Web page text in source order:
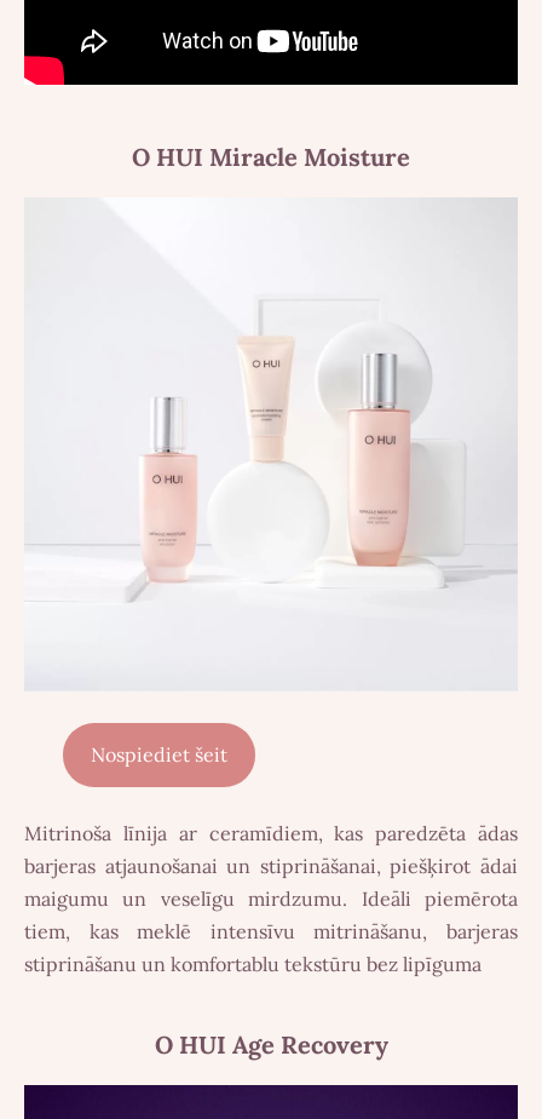
O HUI Miracle Moisture
Nospiediet šeit
Mitrinoša līnija ar ceramīdiem, kas paredzēta ādas
barjeras atjaunošanai un stiprināšanai, piešķirot ādai
maigumu un veselīgu mirdzumu. Ideāli piemērota
tiem, kas meklē intensīvu mitrināšanu, barjeras
stiprināšanu un komfortablu tekstūru bez lipīguma
O HUI Age Recovery